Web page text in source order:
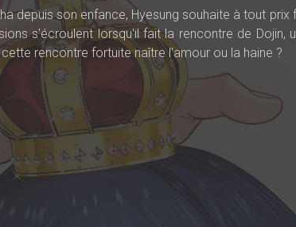
depuis son enfance, Hyesung souhaite à tout
s'écroulent lorsqu'il fait la rencontre de Dojin,
rencontre fortuite naître l'amour ou la haine ?